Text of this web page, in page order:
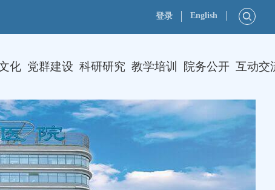
登录 English
化 党群建设 科研研究 教学培训 院务公开 互动交